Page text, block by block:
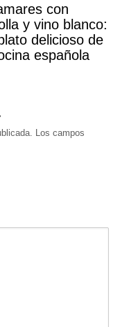
con
y vino blanco:
delicioso de
española
Los campos